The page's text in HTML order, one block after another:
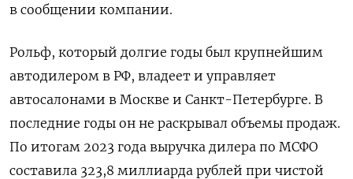
в сообщении компании.
Рольф, который долгие годы был крупнейшим
автодилером в РФ, владеет и управляет
автосалонами в Москве и Санкт-Петербурге. В
последние годы он не раскрывал объемы продаж.
По итогам 2023 года выручка дилера по МСФО
составила 323,8 миллиарда рублей при чистой